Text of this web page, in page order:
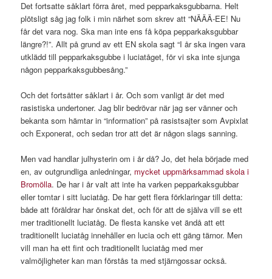
Det fortsatte såklart förra året, med pepparkaksgubbarna. Helt
plötsligt såg jag folk i min närhet som skrev att “NÄÄÄ-EE! Nu
får det vara nog. Ska man inte ens få köpa pepparkaksgubbar
längre?!”. Allt på grund av ett EN skola sagt “I år ska ingen vara
utklädd till pepparkaksgubbe i luciatåget, för vi ska inte sjunga
någon pepparkaksgubbesång.”
Och det fortsätter såklart i år. Och som vanligt är det med
rasistiska undertoner. Jag blir bedrövar när jag ser vänner och
bekanta som hämtar in “information” på rasistsajter som Avpixlat
och Exponerat, och sedan tror att det är någon slags sanning.
Men vad handlar julhysterin om i år då? Jo, det hela började med
en, av outgrundliga anledningar, mycket uppmärksammad skola i
Bromölla. De har i år valt att inte ha varken pepparkaksgubbar
eller tomtar i sitt luciatåg. De har gett flera förklaringar till detta:
både att föräldrar har önskat det, och för att de själva vill se ett
mer traditionellt luciatåg. De flesta kanske vet ändå att ett
traditionellt luciatåg innehåller en lucia och ett gäng tärnor. Men
vill man ha ett fint och traditionellt luciatåg med mer
valmöjligheter kan man förstås ta med stjärngossar också.